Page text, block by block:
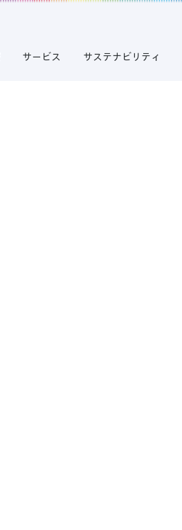
サービス サステナビリティ